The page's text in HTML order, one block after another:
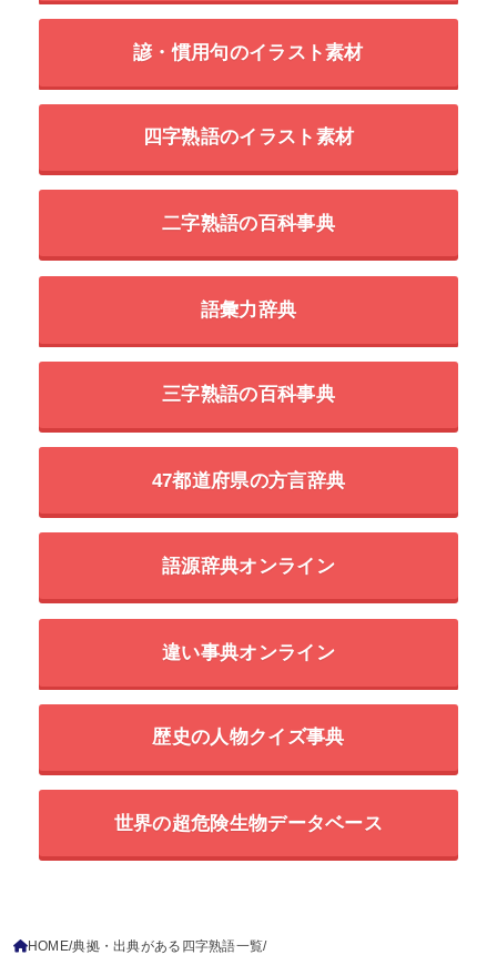
諺・慣用句のイラスト素材
四字熟語のイラスト素材
二字熟語の百科事典
語彙力辞典
三字熟語の百科事典
47都道府県の方言辞典
語源辞典オンライン
違い事典オンライン
歴史の人物クイズ事典
世界の超危険生物データベース
HOME 典拠・出典がある四字熟語一覧